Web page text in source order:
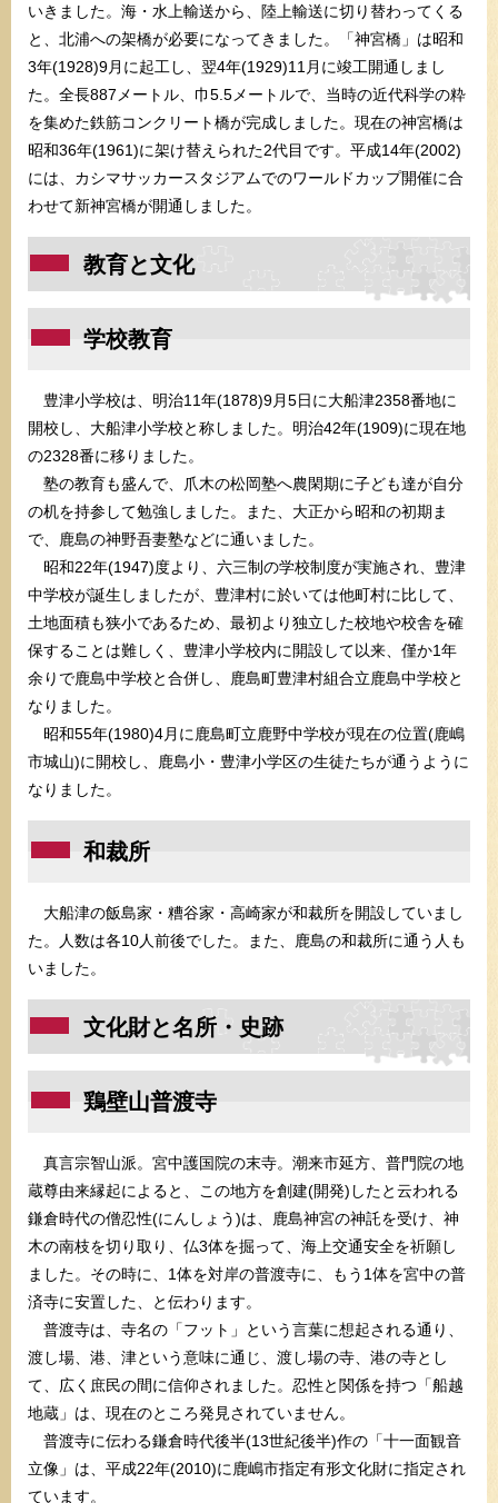
いきました。海・水上輸送から、陸上輸送に切り替わってくる
と、北浦への架橋が必要になってきました。「神宮橋」は昭和
3年(1928)9月に起工し、翌4年(1929)11月に竣工開通しまし
た。全長887メートル、巾5.5メートルで、当時の近代科学の粋
を集めた鉄筋コンクリート橋が完成しました。現在の神宮橋は
昭和36年(1961)に架け替えられた2代目です。平成14年(2002)
には、カシマサッカースタジアムでのワールドカップ開催に合
わせて新神宮橋が開通しました。
教育と文化
学校教育
豊津小学校は、明治11年(1878)9月5日に大船津2358番地に
開校し、大船津小学校と称しました。明治42年(1909)に現在地
の2328番に移りました。
塾の教育も盛んで、爪木の松岡塾へ農閑期に子ども達が自分
の机を持参して勉強しました。また、大正から昭和の初期ま
で、鹿島の神野吾妻塾などに通いました。
昭和22年(1947)度より、六三制の学校制度が実施され、豊津
中学校が誕生しましたが、豊津村に於いては他町村に比して、
土地面積も狭小であるため、最初より独立した校地や校舎を確
保することは難しく、豊津小学校内に開設して以来、僅か1年
余りで鹿島中学校と合併し、鹿島町豊津村組合立鹿島中学校と
なりました。
昭和55年(1980)4月に鹿島町立鹿野中学校が現在の位置(鹿嶋
市城山)に開校し、鹿島小・豊津小学区の生徒たちが通うように
なりました。
和裁所
大船津の飯島家・糟谷家・高崎家が和裁所を開設していまし
た。人数は各10人前後でした。また、鹿島の和裁所に通う人も
いました。
文化財と名所・史跡
鶏壁山普渡寺
真言宗智山派。宮中護国院の末寺。潮来市延方、普門院の地
蔵尊由来縁起によると、この地方を創建(開発)したと云われる
鎌倉時代の僧忍性(にんしょう)は、鹿島神宮の神託を受け、神
木の南枝を切り取り、仏3体を掘って、海上交通安全を祈願し
ました。その時に、1体を対岸の普渡寺に、もう1体を宮中の普
済寺に安置した、と伝わります。
普渡寺は、寺名の「フット」という言葉に想起される通り、
渡し場、港、津という意味に通じ、渡し場の寺、港の寺とし
て、広く庶民の間に信仰されました。忍性と関係を持つ「船越
地蔵」は、現在のところ発見されていません。
普渡寺に伝わる鎌倉時代後半(13世紀後半)作の「十一面観音
立像」は、平成22年(2010)に鹿嶋市指定有形文化財に指定され
ています。